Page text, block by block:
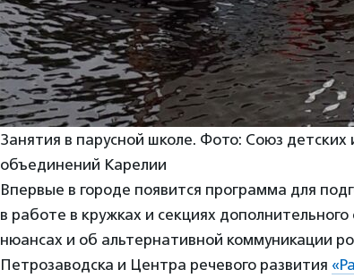
Занятия в парусной школе. Фото: Союз
объединений Карелии
Впервые в городе появится программа для
в работе в кружках и секциях
нюансах и об альтернативной коммуникации
Петрозаводска и Центра речевого развития